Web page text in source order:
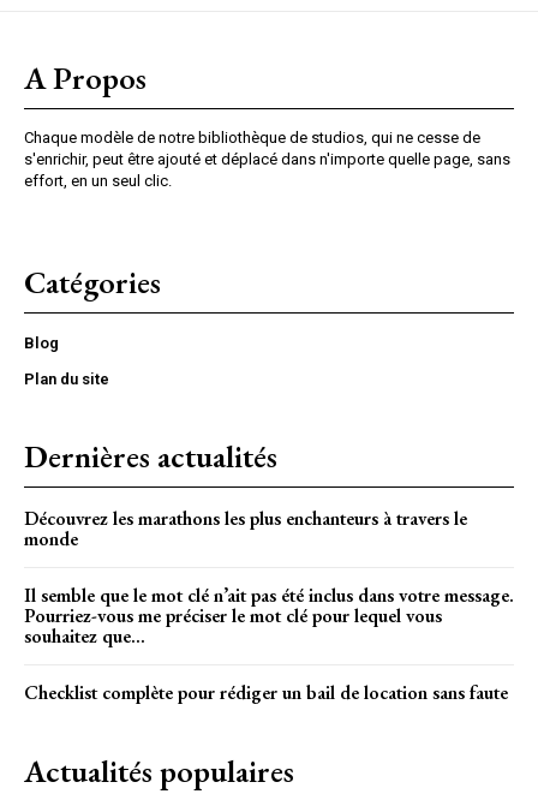
A Propos
Chaque modèle de notre bibliothèque de studios, qui ne cesse de
s'enrichir, peut être ajouté et déplacé dans n'importe quelle page, sans
effort, en un seul clic.
Catégories
Blog
Plan du site
Dernières actualités
Découvrez les marathons les plus enchanteurs à travers le
monde
Il semble que le mot clé n’ait pas été inclus dans votre message.
Pourriez-vous me préciser le mot clé pour lequel vous
souhaitez que...
Checklist complète pour rédiger un bail de location sans faute
Actualités populaires